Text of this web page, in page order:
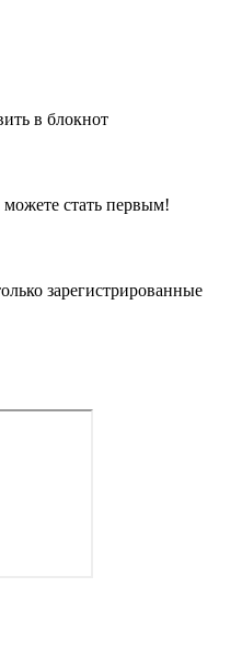
в блокнот
стать первым!
зарегистрированные